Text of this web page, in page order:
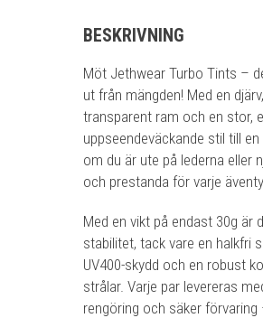
BESKRIVNING
Möt Jethwear Turbo Tints –
ut från mängden! Med en
transparent ram och en stor,
uppseendeväckande stil till
om du är ute på lederna eller
och prestanda för varje
Med en vikt på endast 30g
stabilitet, tack vare en halkfri
UV400-skydd och en robust
strålar. Varje par levereras
rengöring och säker